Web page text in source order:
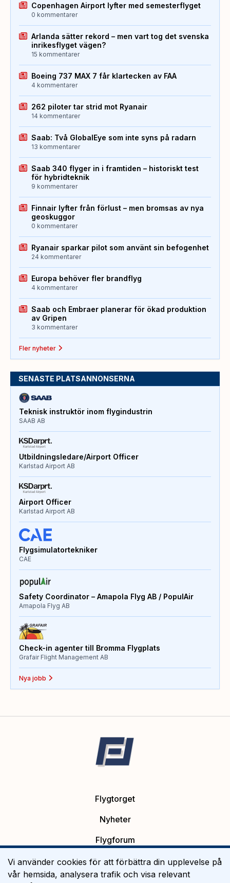
Copenhagen Airport lyfter med semesterflyget
0 kommentarer
Arlanda sätter rekord – men vart tog det svenska
inrikesflyget vägen?
15 kommentarer
Boeing 737 MAX 7 får klartecken av FAA
4 kommentarer
262 piloter tar strid mot Ryanair
14 kommentarer
Saab: Två GlobalEye som inte syns på radarn
13 kommentarer
Saab 340 flyger in i framtiden – historiskt test
för hybridteknik
9 kommentarer
Finnair lyfter från förlust – men bromsas av nya
geoskuggor
0 kommentarer
Ryanair sparkar pilot som använt sin befogenhet
24 kommentarer
Europa behöver fler brandflyg
4 kommentarer
Saab och Embraer planerar för ökad produktion
av Gripen
3 kommentarer
Fler nyheter
SENASTE PLATSANNONSERNA
Teknisk instruktör inom flygindustrin
SAAB AB
Utbildningsledare/Airport Officer
Karlstad Airport AB
Airport Officer
Karlstad Airport AB
Flygsimulatortekniker
CAE
Safety Coordinator – Amapola Flyg AB / PopulAir
Amapola Flyg AB
Check-in agenter till Bromma Flygplats
Grafair Flight Management AB
Nya jobb
Flygtorget
Nyheter
Flygforum
Platsannonser
Flygutbildning
Vi använder cookies för att förbättra din upplevelse på
vår hemsida, analysera trafik och visa relevant